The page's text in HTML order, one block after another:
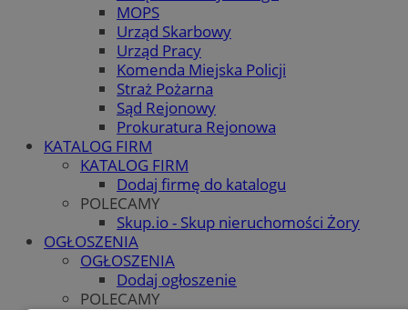
MOPS
Urząd Skarbowy
Urząd Pracy
Komenda Miejska Policji
Straż Pożarna
Sąd Rejonowy
Prokuratura Rejonowa
KATALOG FIRM
KATALOG FIRM
Dodaj firmę do katalogu
POLECAMY
Skup.io - Skup nieruchomości Żory
OGŁOSZENIA
OGŁOSZENIA
Dodaj ogłoszenie
POLECAMY